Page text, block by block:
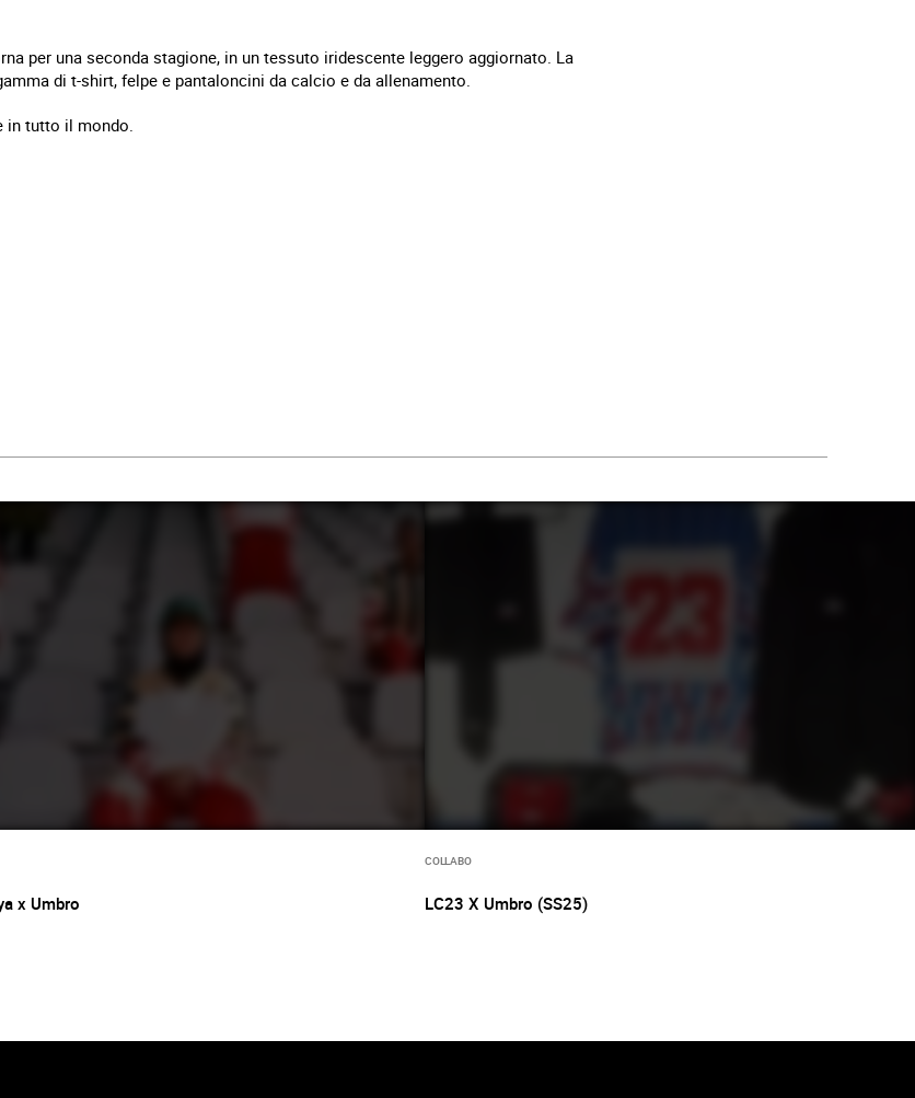
per una seconda stagione, in un tessuto iridescente leggero aggiornato. La
di t-shirt, felpe e pantaloncini da calcio e da allenamento.
in tutto il mondo.
x Umbro
COLLABO
LC23 X Umbro (SS25)